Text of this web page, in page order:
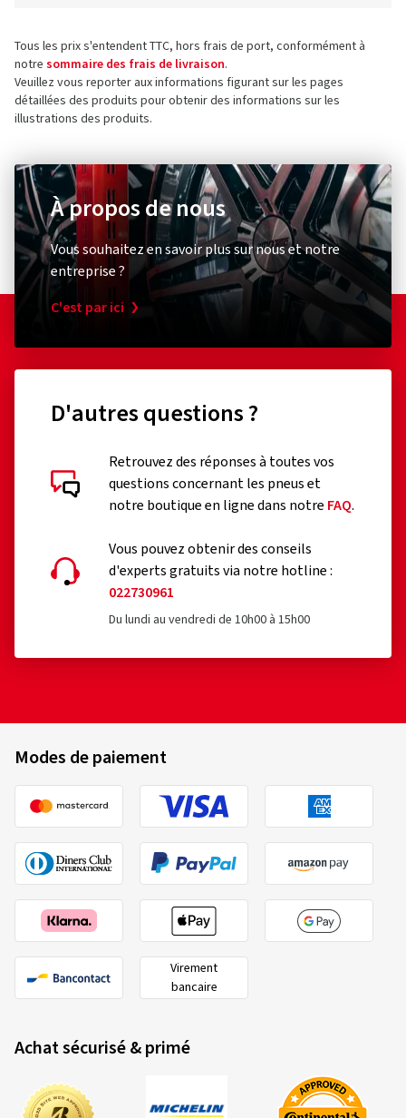
Tous les prix s'entendent TTC, hors frais de port, conformément à
notre sommaire des frais de livraison.
Veuillez vous reporter aux informations figurant sur les pages
détaillées des produits pour obtenir des informations sur les
illustrations des produits.
À propos de nous
Vous souhaitez en savoir plus sur nous et notre
entreprise ?
C'est par ici
D'autres questions ?
Retrouvez des réponses à toutes vos
questions concernant les pneus et
notre boutique en ligne dans notre FAQ.
Vous pouvez obtenir des conseils
d'experts gratuits via notre hotline :
022730961
Du lundi au vendredi de 10h00 à 15h00
Modes de paiement
Virement
bancaire
Achat sécurisé & primé